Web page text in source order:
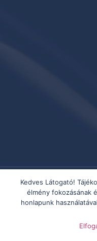
Kedves Látogató!
élmény fokozásának
honlapunk